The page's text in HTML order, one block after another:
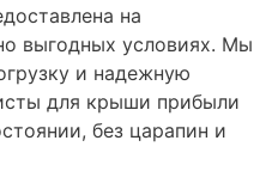
на
выгодных условиях. Мы
и надежную
для крыши прибыли
без царапин и